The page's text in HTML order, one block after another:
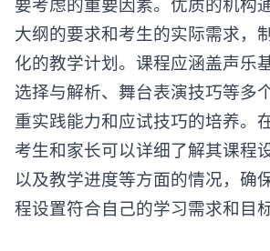
要考虑的重要因素。优质的机构
大纲的要求和考生的实际需求，
化的教学计划。课程应涵盖声乐
选择与解析、舞台表演技巧等多
重实践能力和应试技巧的培养。
考生和家长可以详细了解其课程
以及教学进度等方面的情况，确
程设置符合自己的学习需求和目标